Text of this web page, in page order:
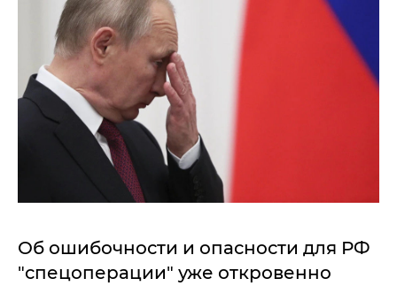
Об ошибочности и опасности для РФ
"спецоперации" уже откровенно